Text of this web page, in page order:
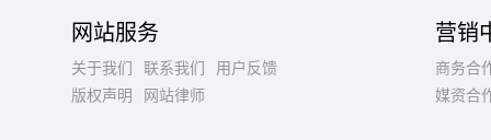
网站服务
关于我们 联系我们
用户反馈
版权声明
网站律师
营销
商务合
媒资合